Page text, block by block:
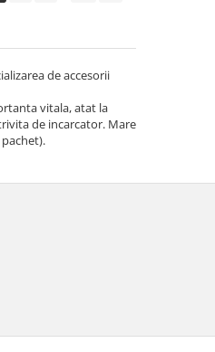
de accesorii
vitala, atat la
de incarcator. Mare